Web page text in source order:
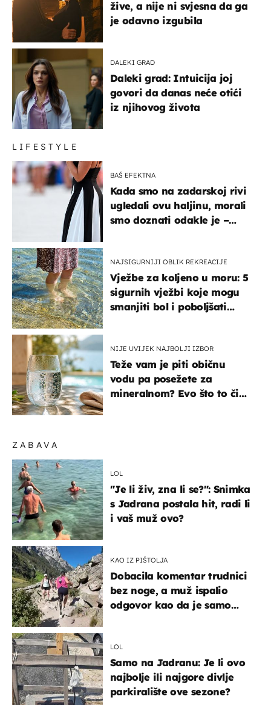
ZABAVA
LOL
"Je li živ, zna li se?": Snimka
s Jadrana postala hit, radi li
i vaš muž ovo?
KAO IZ PIŠTOLJA
Dobacila komentar trudnici
bez noge, a muž ispalio
odgovor kao da je samo
LOL
Samo na Jadranu: Je li ovo
najbolje ili najgore divlje
parkiralište ove sezone?
žive, a nije ni svjesna da ga
je odavno izgubila
DALEKI GRAD
Daleki grad: Intuicija joj
govori da danas neće otići
iz njihovog života
LIFESTYLE
BAŠ EFEKTNA
Kada smo na zadarskoj rivi
ugledali ovu haljinu, morali
smo doznati odakle je –
NAJSIGURNIJI OBLIK REKREACIJE
Vježbe za koljeno u moru: 5
sigurnih vježbi koje mogu
smanjiti bol i poboljšati
NIJE UVIJEK NAJBOLJI IZBOR
Teže vam je piti običnu
vodu pa posežete za
mineralnom? Evo što to čini